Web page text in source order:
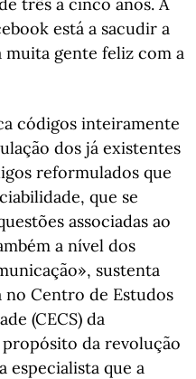
está a sacudir a
gente feliz com a
códigos inteiramente
dos já existentes
reformulados que
que se
associadas ao
a nível dos
sustenta
no Centro de Estudos
(CECS) da
da revolução
especialista que a